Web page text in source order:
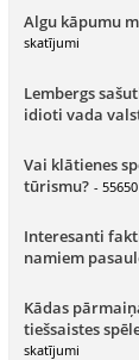
Algu kāpumu
skatījumi
Lembergs
idioti vada
Vai klātienes
tūrismu? -
Interesanti
namiem
Kādas
tiešsaistes
skatījumi